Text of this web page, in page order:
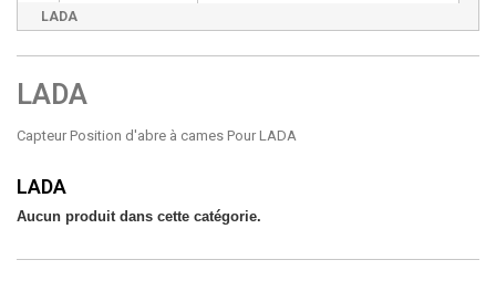
LADA
LADA
Capteur Position d'abre à cames Pour LADA
LADA
Aucun produit dans cette catégorie.